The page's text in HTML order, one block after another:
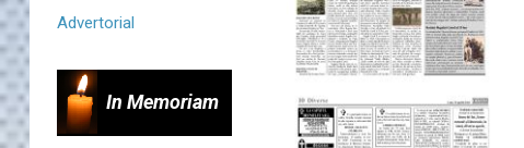
Advertorial
In Memoriam